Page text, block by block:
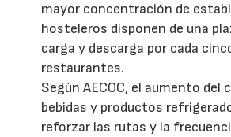
mayor concentración de
hosteleros disponen de una
carga y descarga por cada
restaurantes.
Según AECOC, el aumento del
bebidas y productos
reforzar las rutas y la